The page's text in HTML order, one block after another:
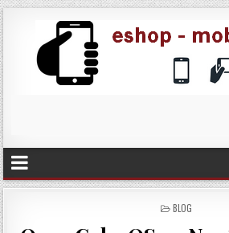
POSTED
BLOG